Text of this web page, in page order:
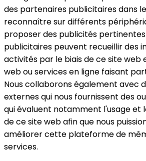
des partenaires publicitaires dans
reconnaître sur différents
proposer des publicités
publicitaires peuvent recueillir des
activités par le biais de ce site web
web ou services en ligne faisant
Nous collaborons également avec
externes qui nous fournissent des
qui évaluent notamment l'usage et
de ce site web afin que nous
améliorer cette plateforme de
services.